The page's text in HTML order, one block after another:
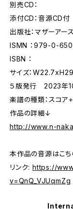
別売CD：
添付CD：音源CD付
出版社：マザーアース
ISMN ：979-0-
ISBN ：
サイズ：
５版発行 2023年
楽譜の種類：スコア
作品の詳細↓
http://www.n-
本作品の音源はこち
リンク: https://
v=QnQ_VJUqmZg